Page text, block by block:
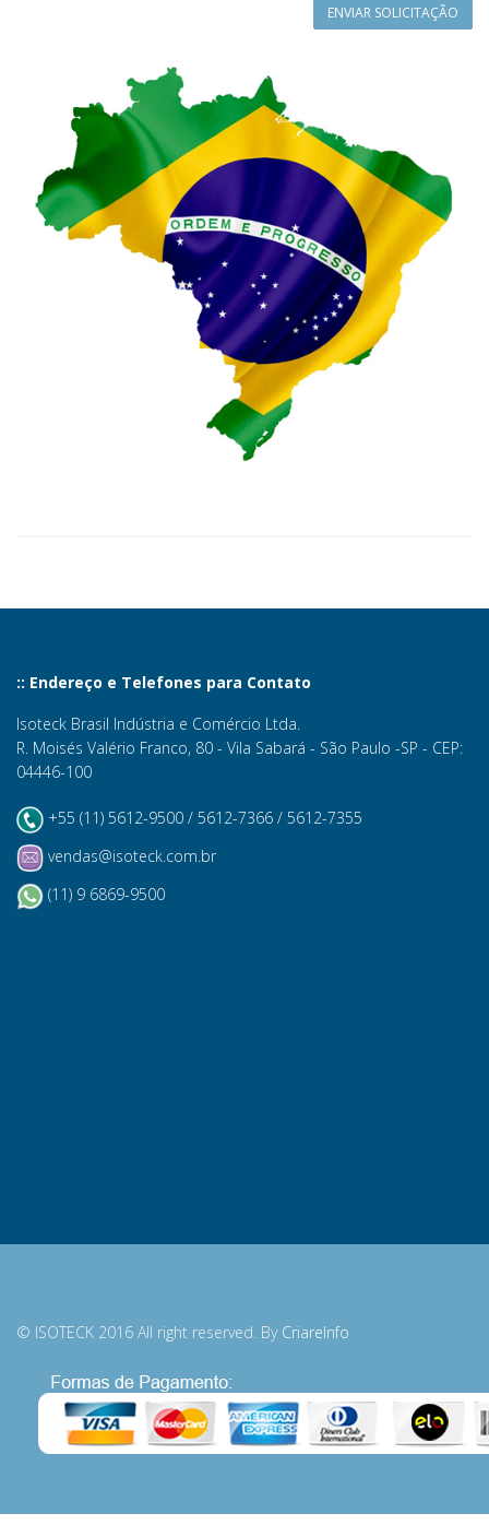
ENVIAR SOLICITAÇÃO
:: Endereço e Telefones para Contato
Isoteck Brasil Indústria e Comércio Ltda.
R. Moisés Valério Franco, 80 - Vila Sabará - São Paulo -SP - CEP:
04446-100
+55 (11) 5612-9500 / 5612-7366 / 5612-7355
vendas@isoteck.com.br
(11) 9 6869-9500
© ISOTECK 2016 All right reserved. By CriareInfo